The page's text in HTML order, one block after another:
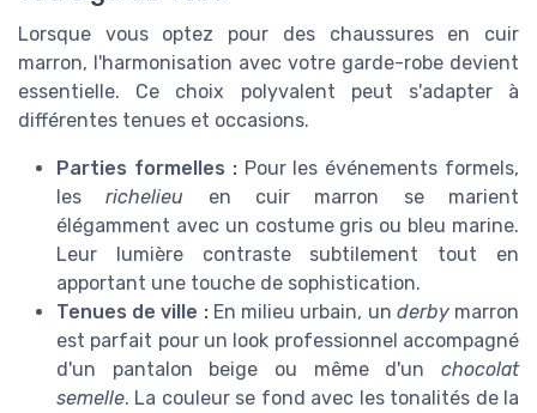
Lorsque vous optez pour des chaussures en cuir
marron, l'harmonisation avec votre garde-robe devient
essentielle. Ce choix polyvalent peut s'adapter à
différentes tenues et occasions.
Parties formelles :Pour les événements formels,
lesrichelieu en cuir marron se marient
élégamment avec un costume gris ou bleu marine.
Leur lumière contraste subtilement tout en
apportant une touche de sophistication.
Tenues de ville :En milieu urbain, un derbymarron
est parfait pour un look professionnel accompagné
d'un pantalon beige ou même d'un chocolat
semelle. La couleur se fond avec les tonalités de la